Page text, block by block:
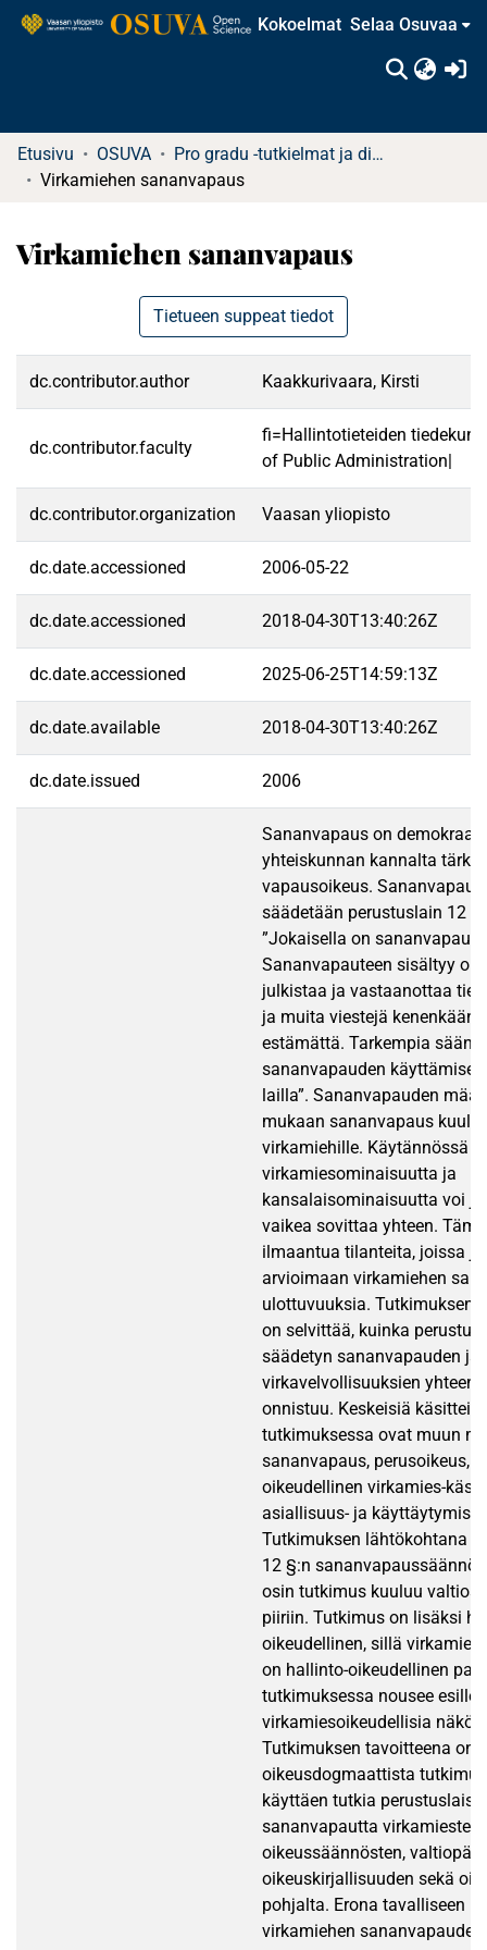
Kokoelmat Selaa Osuvaa
Etusivu OSUVA
Pro gradu -tutkielmat ja diplomityöt
Virkamiehen sananvapaus
Virkamiehen sananvapaus
Tietueen suppeat tiedot
dc.contributor.author Kaakkurivaara, Kirsti
dc.contributor.faculty
fi=Hallintotieteiden
of Public Administration|
dc.contributor.organization Vaasan yliopisto
dc.date.accessioned 2006-05-22
dc.date.accessioned 2018-04-30T13:40:26Z
dc.date.accessioned 2025-06-25T14:59:13Z
dc.date.available 2018-04-30T13:40:26Z
dc.date.issued 2006
Sananvapaus on
yhteiskunnan kannalta
vapausoikeus.
säädetään perustuslain 12
”Jokaisella on sananvapaus.
Sananvapauteen sisältyy
julkistaa ja vastaanottaa
ja muita viestejä kenenkään
estämättä. Tarkempia
sananvapauden
lailla”. Sananvapauden
mukaan sananvapaus
virkamiehille. Käytännössä
virkamiesominaisuutta ja
kansalaisominaisuutta voi
vaikea sovittaa yhteen.
ilmaantua tilanteita, joissa
arvioimaan virkamiehen
ulottuvuuksia. Tutkimuksen
on selvittää, kuinka
säädetyn sananvapauden ja
virkavelvollisuuksien
onnistuu. Keskeisiä käsitteitä
tutkimuksessa ovat muun
sananvapaus, perusoikeus,
oikeudellinen virkamies-
asiallisuus- ja
Tutkimuksen lähtökohtana
12 §:n
osin tutkimus kuuluu
piiriin. Tutkimus on lisäksi
oikeudellinen, sillä
on hallinto-oikeudellinen
tutkimuksessa nousee esille
virkamiesoikeudellisia
Tutkimuksen tavoitteena on
oikeusdogmaattista
käyttäen tutkia
sananvapautta
oikeussäännösten,
oikeuskirjallisuuden sekä
pohjalta. Erona tavalliseen
virkamiehen